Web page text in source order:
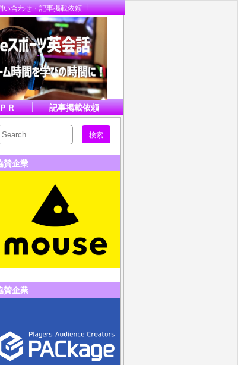
い合わせ・記事掲載依頼
Ｒ
記事掲載依頼
賛企業
賛企業